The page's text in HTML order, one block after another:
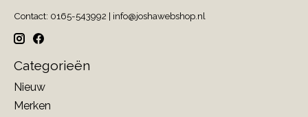
Contact: 0165-543992 | info@joshawebshop.nl
Categorieën
Nieuw
Merken